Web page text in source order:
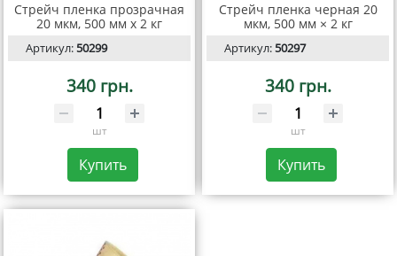
Стрейч пленка прозрачная
20 мкм, 500 мм х 2 кг
Артикул:50299
340 грн.
шт
Купить
Стрейч пленка черная 20
мкм, 500 мм × 2 кг
Артикул:50297
340 грн.
шт
Купить